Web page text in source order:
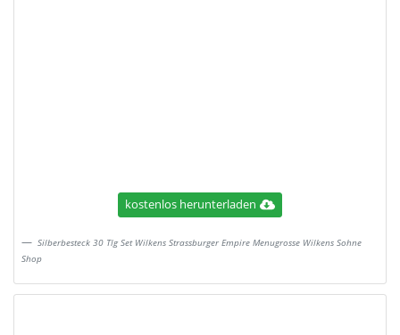
kostenlos herunterladen
Silberbesteck 30 Tlg Set Wilkens Strassburger Empire Menugrosse Wilkens Sohne
Shop